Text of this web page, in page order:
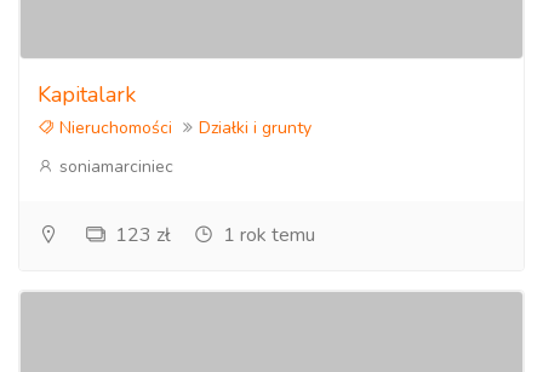
Kapitalark
Nieruchomości
Działki i grunty
soniamarciniec
123 zł 1 rok temu